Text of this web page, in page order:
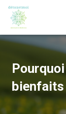
bienfaits